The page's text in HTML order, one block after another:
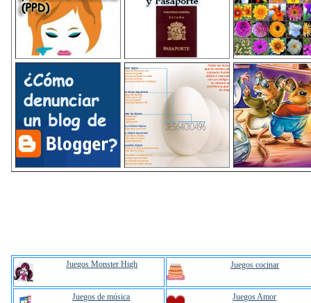
Juegos Monster High Juegos cocinar
Juegos de música Juegos Amor